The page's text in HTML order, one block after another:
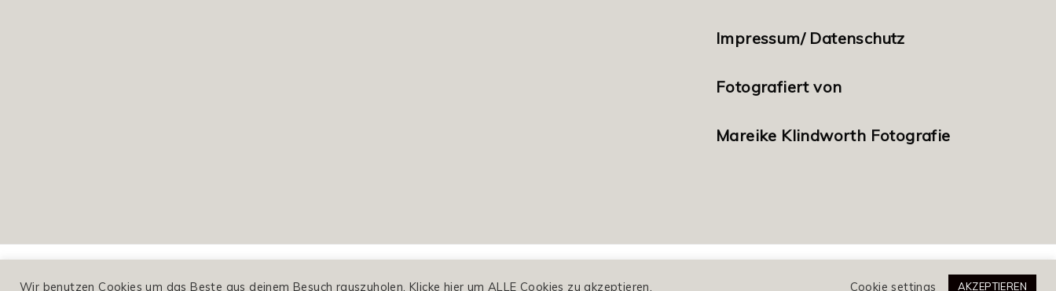
Impressum/ Datenschutz
Fotografiert von
Mareike Klindworth Fotografie
© 2020 aempf magazin, nina kämpf
Wir benutzen Cookies um das Beste aus deinem Besuch rauszuholen. Klicke hier um ALLE Cookies zu akzeptieren. Cookie settings AKZEPTIEREN